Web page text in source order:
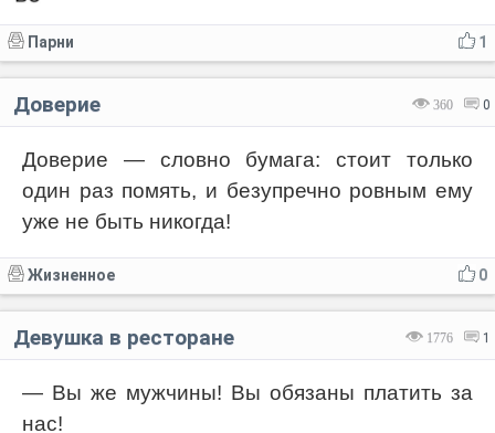
1
Парни
360 0
Доверие
Доверие — словно бумага: стоит только
один раз помять, и безупречно ровным ему
уже не быть никогда!
0
Жизненное
1776 1
Девушка в ресторане
— Вы же мужчины! Вы обязаны платить за
нас!